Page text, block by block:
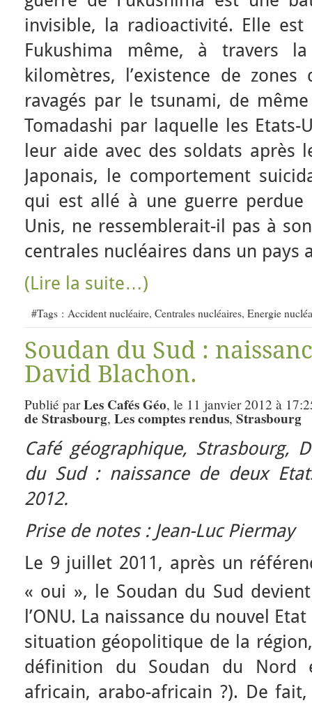
invisible, la radioactivité. Elle
Fukushima même, à travers
kilomètres, l’existence de
ravagés par le tsunami, de même
Tomadashi par laquelle les Etats-
leur aide avec des soldats après
Japonais, le comportement
qui est allé à une guerre perdue
Unis, ne ressemblerait-il pas à
centrales nucléaires dans un pays
(Lire la suite…)
#Tags : Accident nucléaire, Centrales nucléaires, Energie
Soudan du Sud :
David Blachon.
Publié parLes Cafés Géo, le 11 janvier 2012 à
de Strasbourg, Les comptes rendus, Strasbourg
Café géographique, Strasbourg,
du Sud : naissance de deux
2012.
Prise de notes : Jean-Luc Piermay
Le 9 juillet 2011, après un
« oui », le Soudan du Sud
l’ONU. La naissance du nouvel
situation géopolitique de la
définition du Soudan du Nord
africain, arabo-africain ?). De